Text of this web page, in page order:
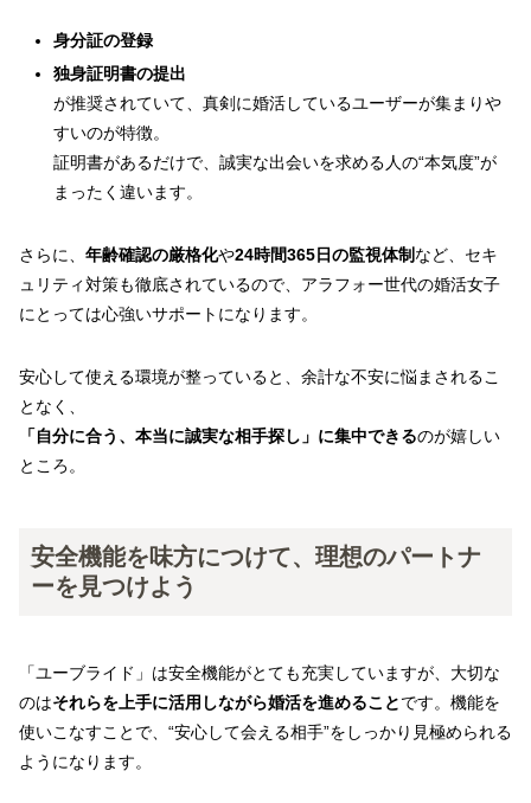
身分証の登録
独身証明書の提出
が推奨されていて、真剣に婚活しているユーザーが集まりや
すいのが特徴。
証明書があるだけで、誠実な出会いを求める人の“本気度”が
まったく違います。
さらに、 年齢確認の厳格化や24時間365日の監視体制 など、セキ
ュリティ対策も徹底されているので、アラフォー世代の婚活女子
にとっては心強いサポートになります。
安心して使える環境が整っていると、余計な不安に悩まされるこ
となく、
「自分に合う、本当に誠実な相手探し」に集中できるのが嬉しい
ところ。
安全機能を味方につけて、理想のパートナ
ーを見つけよう
「ユーブライド」は安全機能がとても充実していますが、大切な
のはそれらを上手に活用しながら婚活を進めることです。機能を
使いこなすことで、“安心して会える相手”をしっかり見極められる
ようになります。